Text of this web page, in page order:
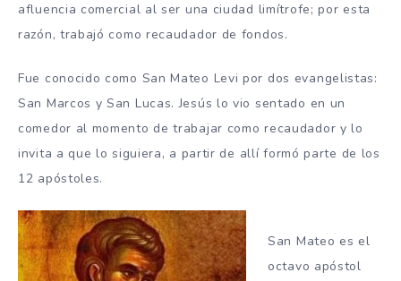
afluencia comercial al ser una ciudad limítrofe; por esta
razón, trabajó como recaudador de fondos.
Fue conocido como San Mateo Levi por dos evangelistas:
San Marcos y San Lucas. Jesús lo vio sentado en un
comedor al momento de trabajar como recaudador y lo
invita a que lo siguiera, a partir de allí formó parte de los
12 apóstoles.
San Mateo es el
octavo apóstol